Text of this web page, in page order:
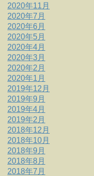
2020年11月
2020年7月
2020年6月
2020年5月
2020年4月
2020年3月
2020年2月
2020年1月
2019年12月
2019年9月
2019年4月
2019年2月
2018年12月
2018年10月
2018年9月
2018年8月
2018年7月